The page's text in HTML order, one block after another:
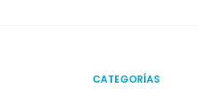
CATEGORÍAS